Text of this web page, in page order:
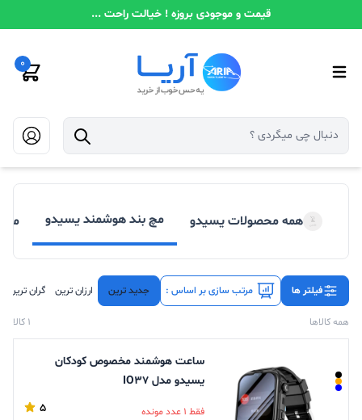
قیمت و موجودی بروزه ! خیالت راحت ...
0
همه محصولات یسیدو مچ بند هوشمند یسیدو
فیلتر ها مرتب سازی بر اساس : جدید ترین ارزان ترین گران ترین
همه کالاها 1 کالا
ساعت هوشمند مخصوص کودکان
یسیدو مدل IO37
فقط 1 عدد مونده 5